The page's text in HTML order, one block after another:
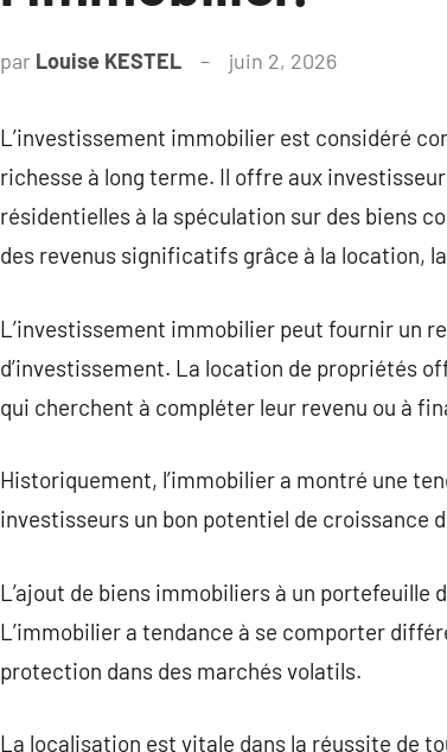
par Louise KESTEL juin 2, 2026
L’investissement immobilier est considéré
richesse à long terme. Il offre aux
résidentielles à la spéculation sur des biens
des revenus significatifs grâce à la location,
L’investissement immobilier peut fournir un
d’investissement. La location de propriétés
qui cherchent à compléter leur revenu ou à
Historiquement, l’immobilier a montré une
investisseurs un bon potentiel de croissance
L’ajout de biens immobiliers à un
L’immobilier a tendance à se comporter
protection dans des marchés volatils.
La localisation est vitale dans la réussite de